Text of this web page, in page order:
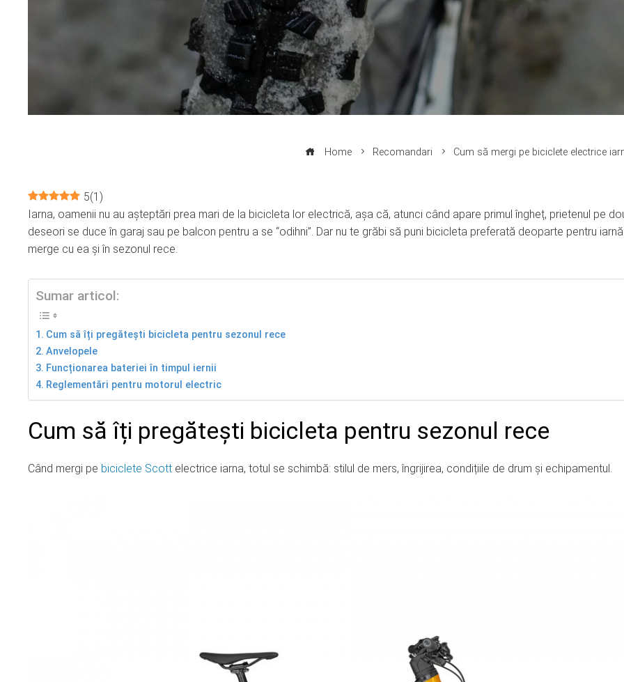
Home Recomandari Cum să mergi pe biciclete electrice
5(1 )
Iarna, oamenii nu au așteptări prea mari de la bicicleta lor electrică, așa că, atunci când apare primul îngheț, prietenul pe
deseori se duce în garaj sau pe balcon pentru a se “odihni”. Dar nu te grăbi să puni bicicleta preferată deoparte pentru
merge cu ea și în sezonul rece.
Sumar articol:
Cum să îți pregătești bicicleta pentru sezonul rece
Anvelopele
Funcționarea bateriei în timpul iernii
Reglementări pentru motorul electric
Cum să îți pregătești bicicleta pentru sezonul rece
Când mergi pe biciclete Scott electrice iarna, totul se schimbă: stilul de mers, îngrijirea, condițiile de drum și echipamentul.